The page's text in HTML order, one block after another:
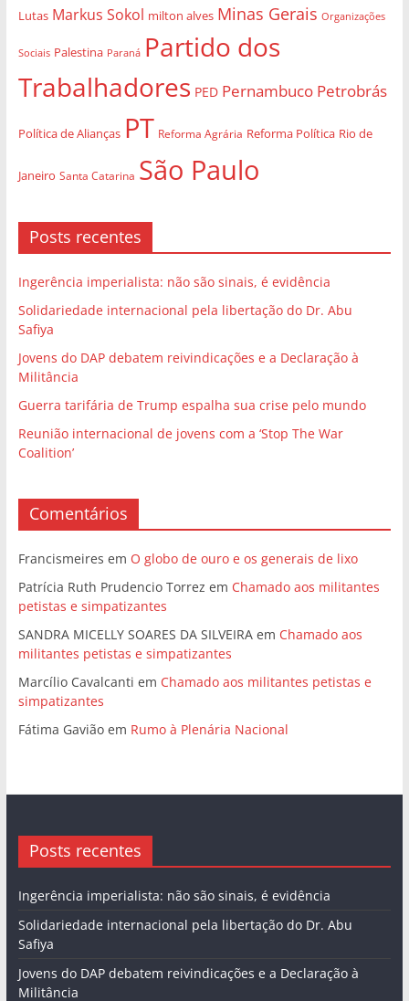
Lutas Markus Sokol milton alves Minas Gerais Organizações
Sociais Palestina Paraná Partido dos
Trabalhadores PED Pernambuco Petrobrás
Política de Alianças PT Reforma Agrária Reforma Política Rio de
Janeiro Santa Catarina São Paulo
Posts recentes
Ingerência imperialista: não são sinais, é evidência
Solidariedade internacional pela libertação do Dr. Abu
Safiya
Jovens do DAP debatem reivindicações e a Declaração à
Militância
Guerra tarifária de Trump espalha sua crise pelo mundo
Reunião internacional de jovens com a ‘Stop The War
Coalition’
Comentários
Francismeires em O globo de ouro e os generais de lixo
Patrícia Ruth Prudencio Torrez em Chamado aos militantes
petistas e simpatizantes
SANDRA MICELLY SOARES DA SILVEIRAem Chamado aos
militantes petistas e simpatizantes
Marcílio Cavalcanti em Chamado aos militantes petistas e
simpatizantes
Fátima Gaviãoem Rumo à Plenária Nacional
Posts recentes
Ingerência imperialista: não são sinais, é evidência
Solidariedade internacional pela libertação do Dr. Abu
Safiya
Jovens do DAP debatem reivindicações e a Declaração à
Militância